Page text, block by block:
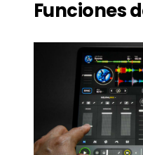
Funciones